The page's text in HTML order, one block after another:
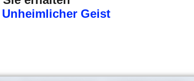
Unheimlicher Geist